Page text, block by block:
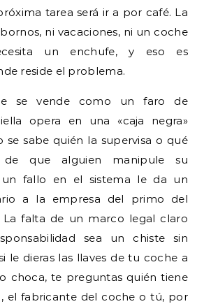
tarea será ir a por café. La
ni vacaciones, ni un coche
un enchufe, y eso es
reside el problema.
se vende como un faro de
opera en una «caja negra»
se sabe quién la supervisa o qué
de que alguien manipule su
un fallo en el sistema le da un
a la empresa del primo del
La falta de un marco legal claro
sea un chiste sin
le dieras las llaves de tu coche a
choca, te preguntas quién tiene
el fabricante del coche o tú, por